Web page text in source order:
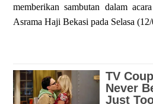
memberikan sambutan dalam
Asrama Haji Bekasi pada Selasa